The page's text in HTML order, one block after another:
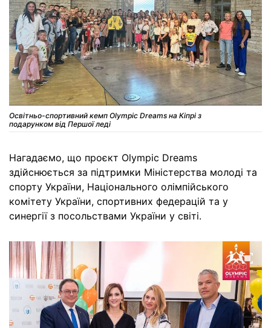
Освітньо-спортивний кемп Olympic Dreams на Кіпрі з
подарунком від Першої леді
Нагадаємо, що проєкт Olympic Dreams
здійснюється за підтримки Міністерства молоді та
спорту України, Національного олімпійського
комітету України, спортивних федерацій та у
синергії з посольствами України у світі.